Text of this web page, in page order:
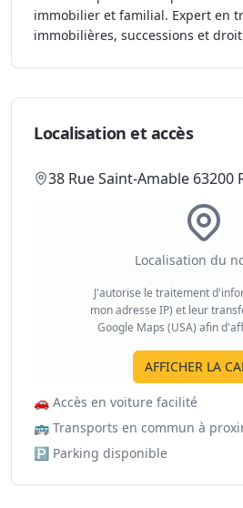
immobilier et familial. Expert en
immobilières, successions et
Localisation et accès
38 Rue Saint-Amable 63200
Localisation du
J'autorise le traitement
mon adresse IP) et leur
Google Maps (USA) afin
AFFICHER LA
🚗 Accès en voiture facilité
🚌 Transports en commun à
🅿️ Parking disponible